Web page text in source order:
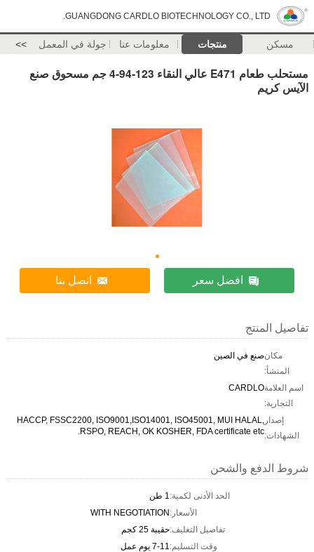
GUANGDONG CARDLO BIOTECHNOLOGY CO., LTD.
مسكن منتجات معلومات عنا جولة في المعمل >>
مستحلب طعام E471 عالي النقاء 123-94-4 جم مسحوق صنع
الآيس كريم
افضل سعر اتصل بنا
تفاصيل المنتج
مكان
المنشأ:
صنع في الصين
اسم العلامة
التجارية:
CARDLO
إصدار
الشهادات:
HACCP, FSSC2200, ISO9001,ISO14001, ISO45001, MUI HALAL,
RSPO, REACH, OK KOSHER, FDA certificate etc.
شروط الدفع والشحن
الحد الأدنى لكمية:1 طن
الأسعار:WITH NEGOTIATION
تفاصيل التغليف:حقيبة 25 كجم
وقت التسليم:7-11 يوم عمل